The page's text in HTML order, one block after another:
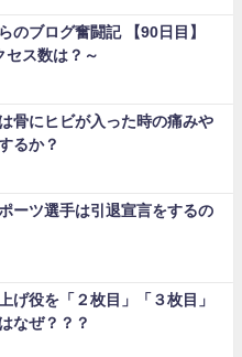
のブログ奮闘記 【90日目】
セス数は？～
骨にヒビが入った時の痛みや
るか？
ーツ選手は引退宣言をするの
げ役を「２枚目」「３枚目」
なぜ？？？